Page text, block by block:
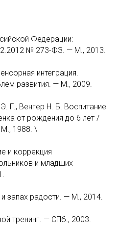
Федерации:
№ 273-ФЗ. — М., 2013.
интеграция.
развития. — М., 2009.
Г., Венгер Н. Б. Воспитание
от рождения до 6 лет /
1988. \
и коррекция
и младших
запах радости. — М., 2014.
тренинг. — СПб., 2003.